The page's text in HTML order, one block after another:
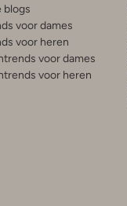
blogs
voor dames
voor heren
voor dames
voor heren